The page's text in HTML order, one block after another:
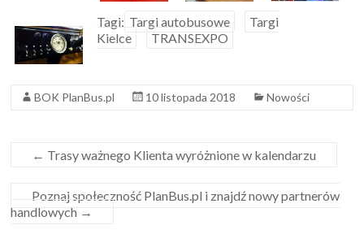
Tagi: Targi autobusowe
Targi
Kielce
TRANSEXPO
BOK PlanBus.pl 10 listopada 2018 Nowości
← Trasy ważnego Klienta wyróżnione w kalendarzu
Poznaj społeczność PlanBus.pl i znajdź nowy partnerów
handlowych →